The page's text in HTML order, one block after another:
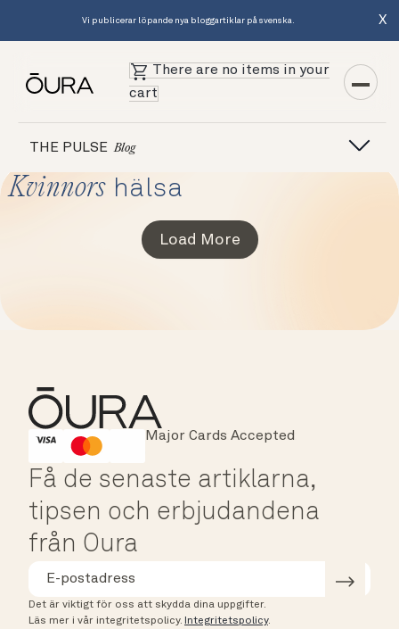
Vi publicerar löpande nya bloggartiklar på svenska. X
There are no items in your
cart
THE PULSE Blog
Kvinnorshälsa
Load More
HSA/FSA Eligible
Instant Checkout
Major Cards Accepted
Få de senaste artiklarna,
tipsen och erbjudandena
från Oura
Det är viktigt för oss att skydda dina uppgifter.
Läs mer i vår integritetspolicy. Integritetspolicy.